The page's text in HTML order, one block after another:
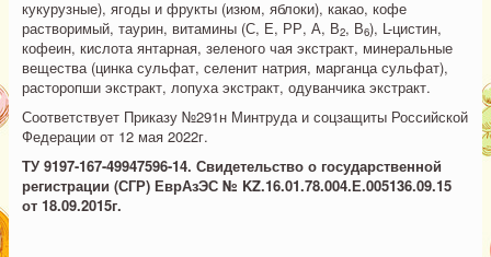
кукурузные), ягоды и фрукты (изюм, яблоки), какао, кофе
растворимый, таурин, витамины (С, Е, РР, А, В2, В6), L-цистин,
кофеин, кислота янтарная, зеленого чая экстракт, минеральные
вещества (цинка сульфат, селенит натрия, марганца сульфат),
расторопши экстракт, лопуха экстракт, одуванчика экстракт.
Соответствует Приказу №291н Минтруда и соцзащиты Российской
Федерации от 12 мая 2022г.
ТУ 9197-167-49947596-14. Свидетельство о государственной
регистрации (СГР) ЕврАзЭС № KZ.16.01.78.004.Е.005136.09.15
от 18.09.2015г.